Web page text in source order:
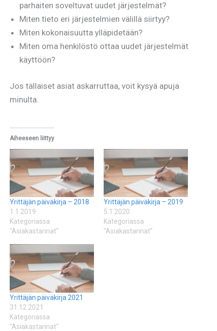
parhaiten soveltuvat uudet järjestelmät?
Miten tieto eri järjestelmien välillä siirtyy?
Miten kokonaisuutta ylläpidetään?
Miten oma henkilöstö ottaa uudet järjestelmät
käyttöön?
Jos tällaiset asiat askarruttaa, voit kysyä apuja
minulta.
Aiheeseen liittyy
Yrittäjän päiväkirja – 2018
1.1.2019
Kategoriassa
"Asiakastarinat"
Yrittäjän päiväkirja – 2019
5.1.2020
Kategoriassa
"Asiakastarinat"
Yrittäjän päiväkirja 2021
31.12.2021
Kategoriassa
"Asiakastarinat"